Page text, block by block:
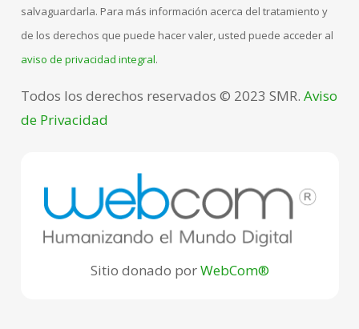
salvaguardarla. Para más información acerca del tratamiento y
de los derechos que puede hacer valer, usted puede acceder al
aviso de privacidad integral.
Todos los derechos reservados © 2023 SMR. Aviso
de Privacidad
Sitio donado porWebCom®